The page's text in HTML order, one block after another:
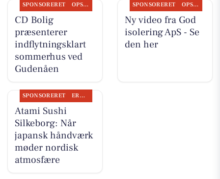
SPONSORERET OPSLAGSTAVLEN
CD Bolig
præsenterer
indflytningsklart
sommerhus ved
Gudenåen
SPONSORERET OPSLAGSTAVLEN
Ny video fra God
isolering ApS - Se
den her
SPONSORERET ERHVERV
Atami Sushi
Silkeborg: Når
japansk håndværk
møder nordisk
atmosfære